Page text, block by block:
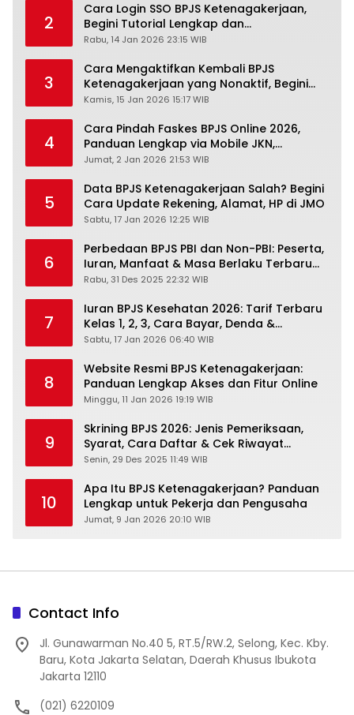
2
Cara Login SSO BPJS Ketenagakerjaan,
Begini Tutorial Lengkap dan
Pengertiannya
Rabu, 14 Jan 2026 23:15 WIB
3
Cara Mengaktifkan Kembali BPJS
Ketenagakerjaan yang Nonaktif, Begini
Panduan Lengkapnya
Kamis, 15 Jan 2026 15:17 WIB
4
Cara Pindah Faskes BPJS Online 2026,
Panduan Lengkap via Mobile JKN,
PANDAWA & Offiline Kantor Cabang
Jumat, 2 Jan 2026 21:53 WIB
5
Data BPJS Ketenagakerjaan Salah? Begini
Cara Update Rekening, Alamat, HP di JMO
Sabtu, 17 Jan 2026 12:25 WIB
6
Perbedaan BPJS PBI dan Non-PBI: Peserta,
Iuran, Manfaat & Masa Berlaku Terbaru
2026
Rabu, 31 Des 2025 22:32 WIB
7
Iuran BPJS Kesehatan 2026: Tarif Terbaru
Kelas 1, 2, 3, Cara Bayar, Denda &
Panduan Lengkap Peserta JKN-KIS
Sabtu, 17 Jan 2026 06:40 WIB
8
Website Resmi BPJS Ketenagakerjaan:
Panduan Lengkap Akses dan Fitur Online
Minggu, 11 Jan 2026 19:19 WIB
9
Skrining BPJS 2026: Jenis Pemeriksaan,
Syarat, Cara Daftar & Cek Riwayat
Kesehatan Gratis
Senin, 29 Des 2025 11:49 WIB
10
Apa Itu BPJS Ketenagakerjaan? Panduan
Lengkap untuk Pekerja dan Pengusaha
Jumat, 9 Jan 2026 20:10 WIB
Contact Info
Jl. Gunawarman No.40 5, RT.5/RW.2, Selong, Kec. Kby.
Baru, Kota Jakarta Selatan, Daerah Khusus Ibukota
Jakarta 12110
(021) 6220109